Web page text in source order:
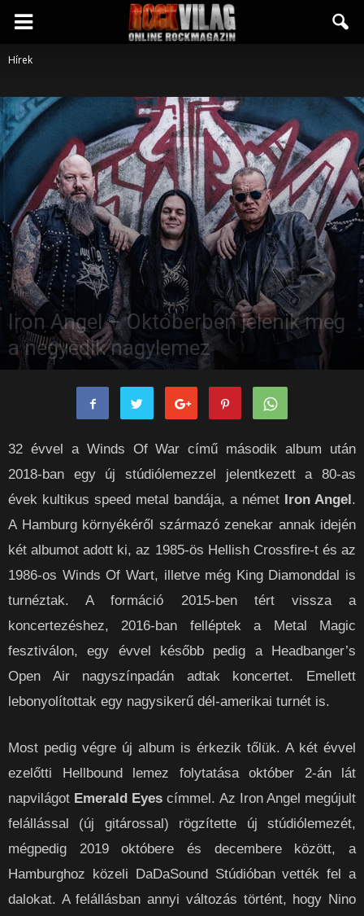
Rockvilág.hu
rockmagazin
Hírek
Hírek
Iron Angel – Októberben jelenik meg
a negyedik nagylemez
rockpanorama - 2020-07-12
32 évvel a Winds Of War című második album után
2018-ban egy új stúdiólemezzel jelentkezett a 80-as
évek kultikus speed metal bandája, a német Iron Angel.
A Hamburg környékéről származó zenekar annak idején
két albumot adott ki, az 1985-ös Hellish Crossfire-t és az
1986-os Winds Of Wart, illetve még King Diamonddal is
turnéztak. A formáció 2015-ben tért vissza a
koncertezéshez, 2016-ban felléptek a Metal Magic
fesztiválon, egy évvel később pedig a Headbanger’s
Open Air nagyszínpadán adtak koncertet. Emellett
lebonyolítottak egy nagysikerű dél-amerikai turnét is.
Most pedig végre új album is érkezik tőlük. A két évvel
ezelőtti Hellbound lemez folytatása október 2-án lát
napvilágot Emerald Eyes címmel. Az Iron Angel megújult
felállással (új gitárossal) rögzítette új stúdiólemezét,
mégpedig 2019 októbere és decembere között, a
Hamburghoz közeli DaDaSound Stúdióban vették fel a
dalokat. A felállásban annyi változás történt, hogy Nino